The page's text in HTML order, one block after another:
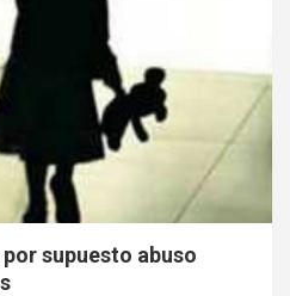
supuesto abuso